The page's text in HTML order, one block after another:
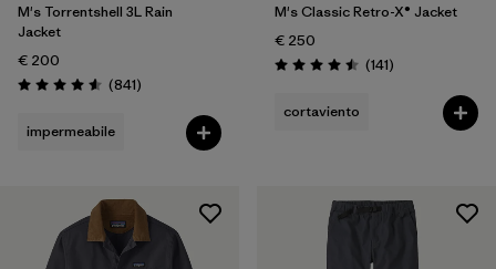
M's Torrentshell 3L Rain
Jacket
€ 200
Valutazione: 4.6 / 5
(841Recensioni
)
impermeabile
M's Classic Retro-X® Jacket
€ 250
Valutazione: 4.5 / 5
(141Recensioni
)
cortaviento